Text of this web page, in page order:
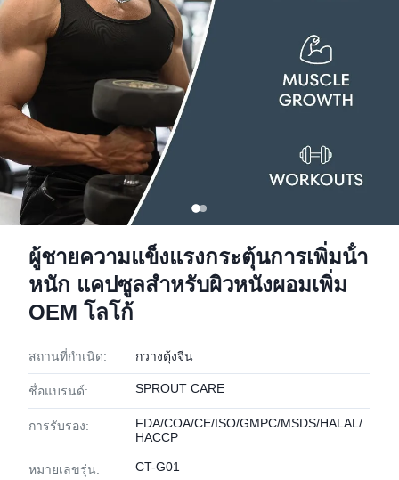
ผู้ชายความแข็งแรงกระตุ้นการเพิ่มน้ํา
หนัก แคปซูลสําหรับผิวหนังผอมเพิ่ม
OEM โลโก้
สถานที่กำเนิด: กวางตุ้งจีน
ชื่อแบรนด์: SPROUT CARE
การรับรอง:
FDA/COA/CE/ISO/GMPC/MSDS/HALAL/
HACCP
หมายเลขรุ่น: CT-G01